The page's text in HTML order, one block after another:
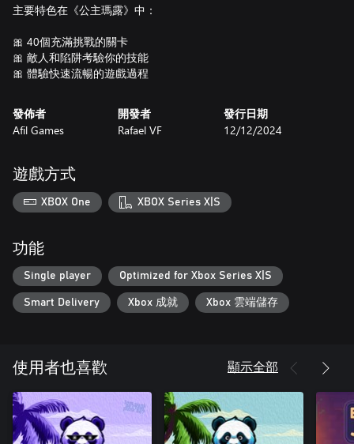
主要特色在《公主瑪露》中：
🎀 40個充滿挑戰的關卡
🎀 敵人和陷阱考驗你的技能
🎀 體驗快速流暢的遊戲過程
發佈者
Afil Games
開發者
Rafael VF
發行日期
12/12/2024
遊戲方式
XBOX One XBOX Series X|S
功能
Single player Optimized for Xbox Series X|S
Smart Delivery Xbox 成就 Xbox 雲端儲存
使用者也喜歡 顯示全部